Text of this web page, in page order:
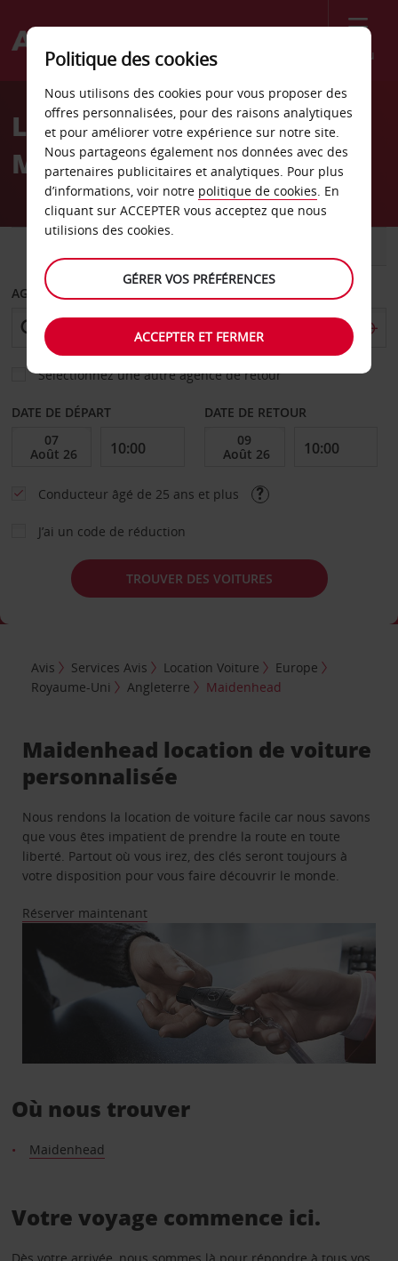
Menu
Welcome
AvisLocation de voiture
Maidenhead
AGENCE DE DÉPART
Sélectionnez une autre agence de retour
DATE DE DÉPART DATE DE RETOUR
Conducteur âgé de 25 ans et plus
J’ai un code de réduction
TROUVER DES VOITURES
Avis Services Avis Location Voiture
Europe
Royaume-Uni
Angleterre Maidenhead
Maidenhead location de voiture
personnalisée
Nous rendons la location de voiture facile car nous savons
que vous êtes impatient de prendre la route en toute
liberté. Partout où vous irez, des clés seront toujours à
votre disposition pour vous faire découvrir le monde.
Réserver maintenant
Où nous trouver
Maidenhead
Votre voyage commence ici.
Politique des cookies
Nous utilisons des cookies pour vous proposer des
offres personnalisées, pour des raisons analytiques
et pour améliorer votre expérience sur notre site.
Nous partageons également nos données avec des
partenaires publicitaires et analytiques. Pour plus
d’informations, voir notre politique de cookies. En
cliquant sur ACCEPTER vous acceptez que nous
utilisions des cookies.
GÉRER VOS PRÉFÉRENCES
ACCEPTER ET FERMER